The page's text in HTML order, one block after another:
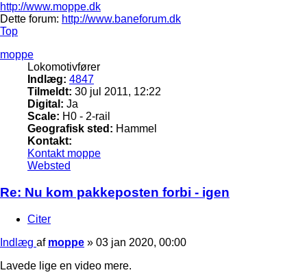
http://www.moppe.dk
Dette forum: http://www.baneforum.dk
Top
moppe
Lokomotivfører
Indlæg: 4847
Tilmeldt: 30 jul 2011, 12:22
Digital: Ja
Scale: H0 - 2-rail
Geografisk sted: Hammel
Kontakt:
Kontakt moppe
Websted
Re: Nu kom pakkeposten forbi - igen
Citer
Indlæg af moppe » 03 jan 2020, 00:00
Lavede lige en video mere.